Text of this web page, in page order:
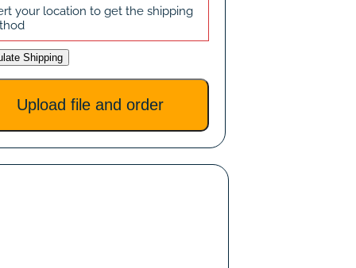
your location to get the shipping
Shipping
Upload file and order